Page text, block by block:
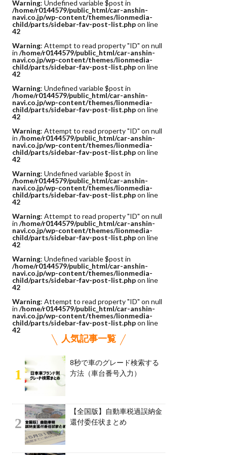
Warning: Undefined variable $post in
/home/r0144579/public_html/car-anshin-
navi.co.jp/wp-content/themes/lionmedia-
child/parts/sidebar-fav-post-list.phpon line
42
Warning: Attempt to read property "ID" on null
in /home/r0144579/public_html/car-anshin-
navi.co.jp/wp-content/themes/lionmedia-
child/parts/sidebar-fav-post-list.phpon line
42
Warning: Undefined variable $post in
/home/r0144579/public_html/car-anshin-
navi.co.jp/wp-content/themes/lionmedia-
child/parts/sidebar-fav-post-list.phpon line
42
Warning: Attempt to read property "ID" on null
in /home/r0144579/public_html/car-anshin-
navi.co.jp/wp-content/themes/lionmedia-
child/parts/sidebar-fav-post-list.phpon line
42
Warning: Undefined variable $post in
/home/r0144579/public_html/car-anshin-
navi.co.jp/wp-content/themes/lionmedia-
child/parts/sidebar-fav-post-list.phpon line
42
Warning: Attempt to read property "ID" on null
in /home/r0144579/public_html/car-anshin-
navi.co.jp/wp-content/themes/lionmedia-
child/parts/sidebar-fav-post-list.phpon line
42
Warning: Undefined variable $post in
/home/r0144579/public_html/car-anshin-
navi.co.jp/wp-content/themes/lionmedia-
child/parts/sidebar-fav-post-list.phpon line
42
Warning: Attempt to read property "ID" on null
in /home/r0144579/public_html/car-anshin-
navi.co.jp/wp-content/themes/lionmedia-
child/parts/sidebar-fav-post-list.phpon line
42
人気記事一覧
1
8秒で車のグレード検索する
方法（車台番号入力）
2
【全国版】自動車税過誤納金
還付委任状まとめ